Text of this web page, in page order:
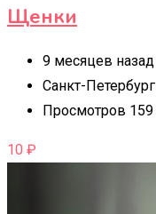
Щенки
9 месяцев назад
Санкт-Петербург
Просмотров 159
10 ₽